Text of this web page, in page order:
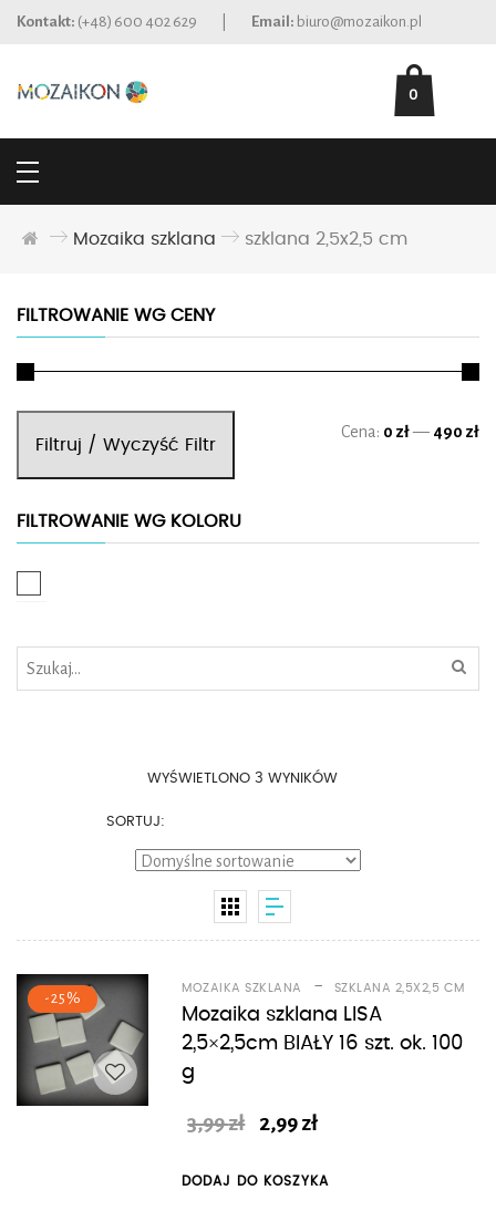
Kontakt: (+48) 600 402 629 Email: biuro@mozaikon.pl
0
Mozaika szklana szklana 2,5x2,5 cm
FILTROWANIE WG CENY
Filtruj / Wyczyść Filtr
Cena: 0 zł— 490 zł
FILTROWANIE WG KOLORU
WYŚWIETLONO 3 WYNIKÓW
SORTUJ:
-25%
MOZAIKA SZKLANA - SZKLANA 2,5X2,5 CM
Mozaika szklana LISA
2,5×2,5cm BIAŁY 16 szt. ok. 100
g
3,99zł
Pierwotna
3,99 zł.
2,99zł
2,99 zł.
DODAJ DO KOSZYKA